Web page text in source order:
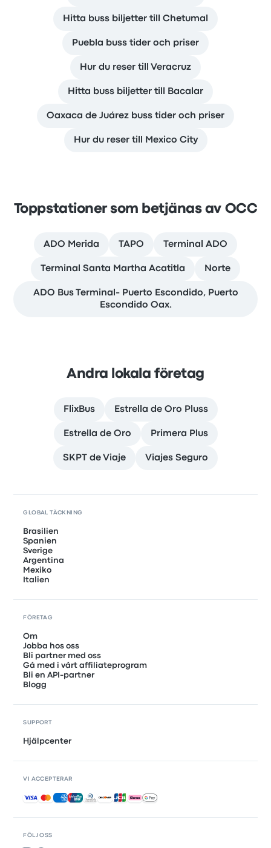
Hitta buss biljetter till Chetumal
Puebla buss tider och priser
Hur du reser till Veracruz
Hitta buss biljetter till Bacalar
Oaxaca de Juárez buss tider och priser
Hur du reser till Mexico City
Toppstationer som betjänas av OCC
ADO Merida TAPO Terminal ADO
Terminal Santa Martha Acatitla Norte
ADO Bus Terminal- Puerto Escondido, Puerto
Escondido Oax.
Andra lokala företag
FlixBus Estrella de Oro Pluss
Estrella de Oro Primera Plus
SKPT de Viaje Viajes Seguro
FÖLJ OSS
GLOBAL TÄCKNING
Brasilien
Spanien
Sverige
Argentina
Mexiko
Italien
FÖRETAG
Om
Jobba hos oss
Bli partner med oss
Gå med i vårt affiliateprogram
Bli en API-partner
Blogg
SUPPORT
Hjälpcenter
VI ACCEPTERAR
Accepterade betalningar